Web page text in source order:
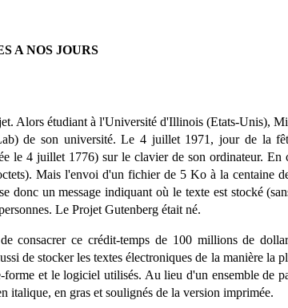
A NOS JOURS
Alors étudiant à l'Université d'Illinois (Etats-Unis),
de son université. Le 4 juillet 1971, jour de la
le 4 juillet 1776) sur le clavier de son ordinateur.
Mais l'envoi d'un fichier de 5 Ko à la centaine
donc un message indiquant où le texte est stocké
Le Projet Gutenberg était né.
consacrer ce crédit-temps de 100 millions de
de stocker les textes électroniques de la manière
forme et le logiciel utilisés. Au lieu d'un ensemble de
italique, en gras et soulignés de la version imprimée.